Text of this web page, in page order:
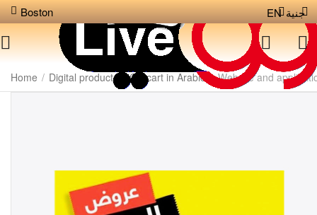
Boston جنية EN
Home / Digital products CS-cart in Arabic / Website and